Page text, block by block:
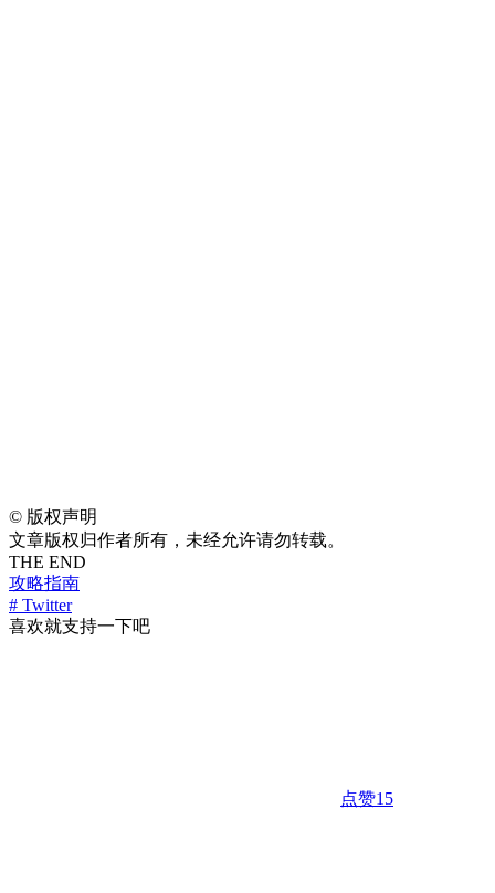
© 版权声明
文章版权归作者所有，未经允许请勿转载。
THE END
攻略指南
# Twitter
喜欢就支持一下吧
点赞15